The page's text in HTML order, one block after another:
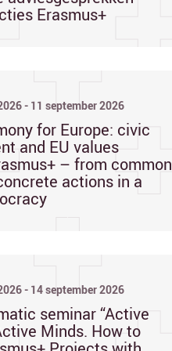
Erasmus+
- 11 september 2026
for Europe: civic
and EU values
– from common
actions in a
- 14 september 2026
seminar “Active
Minds. How to